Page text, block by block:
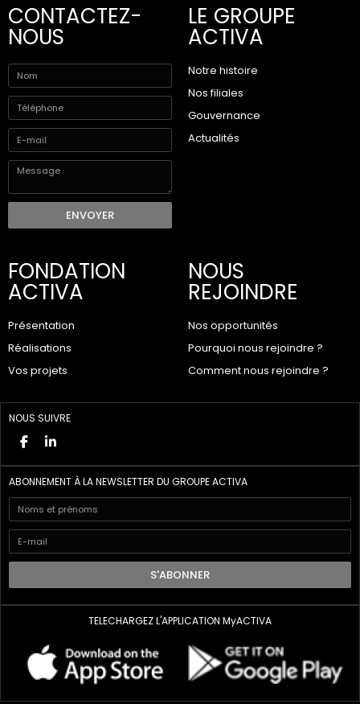
CONTACTEZ-
NOUS
ENVOYER
LE GROUPE
ACTIVA
Notre histoire
Nos filiales
Gouvernance
Actualités
FONDATION
ACTIVA
Présentation
Réalisations
Vos projets
NOUS
REJOINDRE
Nos opportunités
Pourquoi nous rejoindre ?
Comment nous rejoindre ?
NOUS SUIVRE
ABONNEMENT À LA NEWSLETTER DU GROUPE ACTIVA
S'ABONNER
TELECHARGEZ L'APPLICATION MyACTIVA